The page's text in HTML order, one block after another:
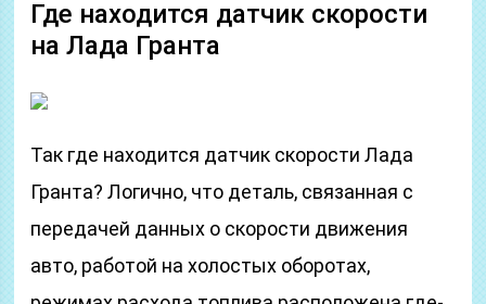
Где находится датчик скорости
на Лада Гранта
Так где находится датчик скорости Лада
Гранта? Логично, что деталь, связанная с
передачей данных о скорости движения
авто, работой на холостых оборотах,